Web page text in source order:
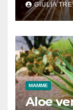
GIULIA
MAMME
Aloe